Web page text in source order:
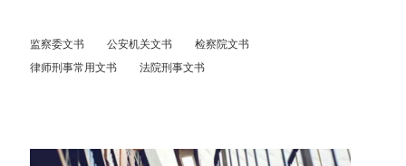
监察委文书 公安机关文书
检察院文书
律师刑事常用文书
法院刑事文书